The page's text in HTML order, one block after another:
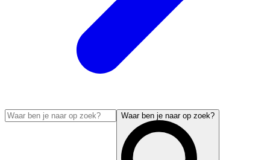
Waar ben je naar op zoek?